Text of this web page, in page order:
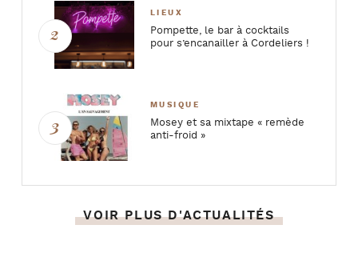
LIEUX
Pompette, le bar à cocktails
pour s’encanailler à Cordeliers !
MUSIQUE
Mosey et sa mixtape « remède
anti-froid »
VOIR PLUS D'ACTUALITÉS